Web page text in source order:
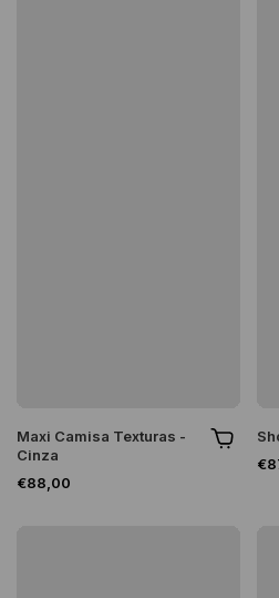
Maxi Camisa Texturas -
Cinza
€88,00